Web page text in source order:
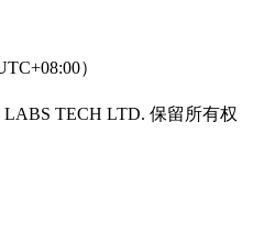
）
LABS TECH LTD. 保留所有权